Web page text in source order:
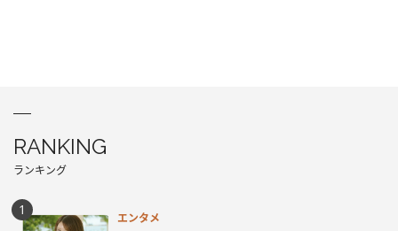
RANKING
ランキング
エンタメ